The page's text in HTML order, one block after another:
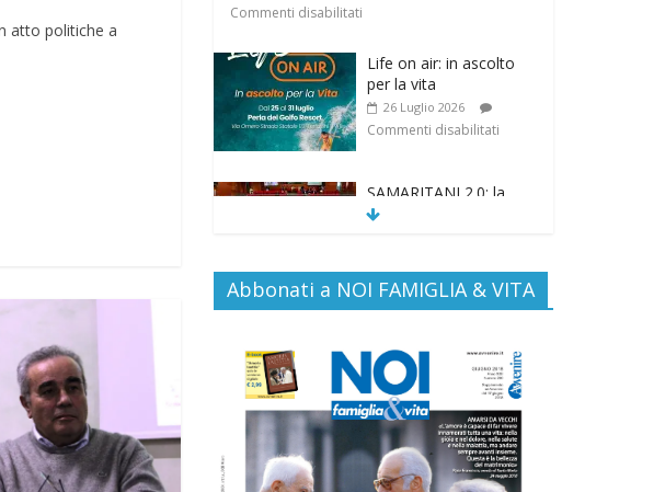
atto politiche a
Commenti disabilitati
Life on air: in ascolto
per la vita
26 Luglio 2026
Commenti disabilitati
SAMARITANI 2.0: la
risposta di Federvita
legge
25 Luglio 2026
Gino Soldera nominato
Membro della “Hall of
Honor Prenatal
Sciences 2026”
16 Luglio 2026
Commenti disabilitati
Abbonati a NOI FAMIGLIA & VITA